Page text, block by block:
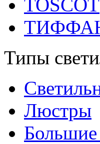
TOSCOT
Типы
Люстры